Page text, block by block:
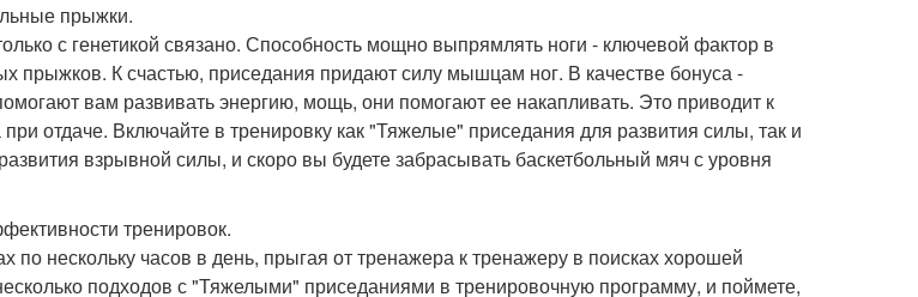
прыжки.
с генетикой связано. Способность мощно выпрямлять ноги - ключевой фактор в
прыжков. К счастью, приседания придают силу мышцам ног. В качестве бонуса -
вам развивать энергию, мощь, они помогают ее накапливать. Это приводит к
отдаче. Включайте в тренировку как "Тяжелые" приседания для развития силы, так и
взрывной силы, и скоро вы будете забрасывать баскетбольный мяч с уровня
тренировок.
по нескольку часов в день, прыгая от тренажера к тренажеру в поисках хорошей
подходов с "Тяжелыми" приседаниями в тренировочную программу, и поймете,